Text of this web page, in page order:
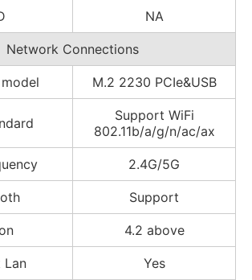
NA
Network Connections
M.2 2230 PCIe&USB
Support WiFi
802.11b/a/g/n/ac/ax
2.4G/5G
Support
4.2 above
Lan Yes